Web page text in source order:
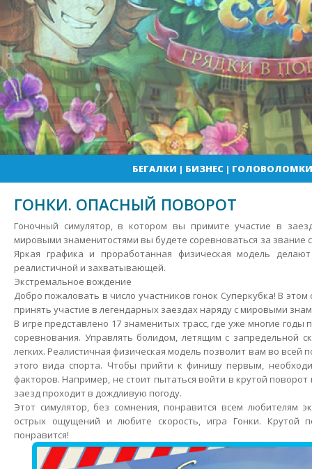
БЕГАЛКИ | БИЗНЕС| ГОЛОВОЛОМКИ
ГОНКИ. ОПАСНЫЙ ПОВОРОТ
Гоночный симулятор, в котором вы примите участие в
мировыми знаменитостями вы будете соревноваться за звание
Яркая графика и проработанная физическая модель
реалистичной и захватывающей.
Экстремальное вождение
Добро пожаловать в число участников гонок Суперкубка! В этом
принять участие в легендарных заездах наряду с мировыми
В игре представлено 17 знаменитых трасс, где уже многие годы
соревнования. Управлять болидом, летящим с запредельной
легких. Реалистичная физическая модель позволит вам во всей
этого вида спорта. Чтобы прийти к финишу первым,
факторов. Например, не стоит пытаться войти в крутой поворот
заезд проходит в дождливую погоду.
Этот симулятор, без сомнения, понравится всем любителям
острых ощущений и любите скорость, игра Гонки. Крутой
понравится!